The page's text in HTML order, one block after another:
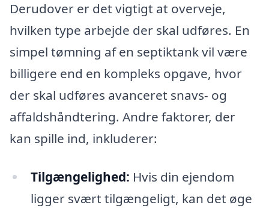
Derudover er det vigtigt at overveje,
hvilken type arbejde der skal udføres. En
simpel tømning af en septiktank vil være
billigere end en kompleks opgave, hvor
der skal udføres avanceret snavs- og
affaldshåndtering. Andre faktorer, der
kan spille ind, inkluderer:
Tilgængelighed: Hvis din ejendom
ligger svært tilgængeligt, kan det øge